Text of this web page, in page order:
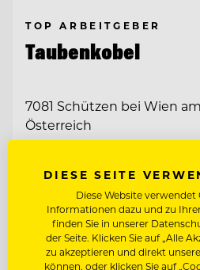
TOP ARBEITGEBER
Taubenkobel
7081 Schützen bei Wien
Österreich
CHEF DE RANG
CHEF DE RANG /
DIESE SEITE
Diese Website verwendet
Informationen dazu und zu
finden Sie in unserer
der Seite. Klicken Sie auf „Alle
zu akzeptieren und direkt
können, oder klicken Sie auf